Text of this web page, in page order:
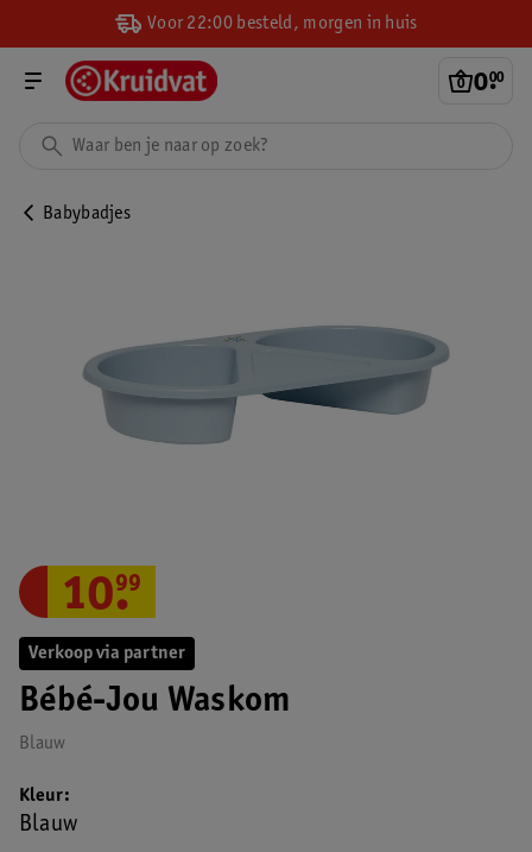
Voor 22:00 besteld, morgen in huis
0.
00
Babybadjes
Verkoop via partner
Bébé-Jou Waskom
Blauw
10.
99
Kleur
Blauw